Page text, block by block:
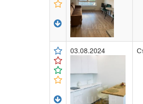
03.08.2024